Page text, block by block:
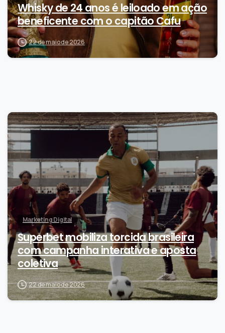
Whisky de 24 anos é leiloado em ação
beneficente com o capitão Cafu
22 de maio de 2026
Marketing Digital
Superbet mobiliza torcida brasileira
com campanha interativa e aposta
coletiva
22 de maio de 2026